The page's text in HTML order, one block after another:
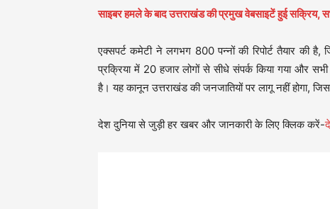
साइबर हमले के बाद उत्तराखंड की प्रमुख वेबसाइटें हुई सक्रिय,
एक्सपर्ट कमेटी ने लगभग 800 पन्नों की रिपोर्ट तैयार
प्रक्रिया में 20 हजार लोगों से सीधे संपर्क किया गया और
है। यह कानून उत्तराखंड की जनजातियों पर लागू नहीं होगा,
देश दुनिया से जुड़ी हर खबर और जानकारी के लिए क्लिक करें-